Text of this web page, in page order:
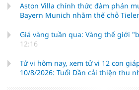
Aston Villa chính thức đàm phán
Bayern Munich nhằm thế chỗ
Giá vàng tuần qua: Vàng thế giới
12:16
Tử vi hôm nay, xem tử vi 12 con
10/8/2026: Tuổi Dần cải thiện thu